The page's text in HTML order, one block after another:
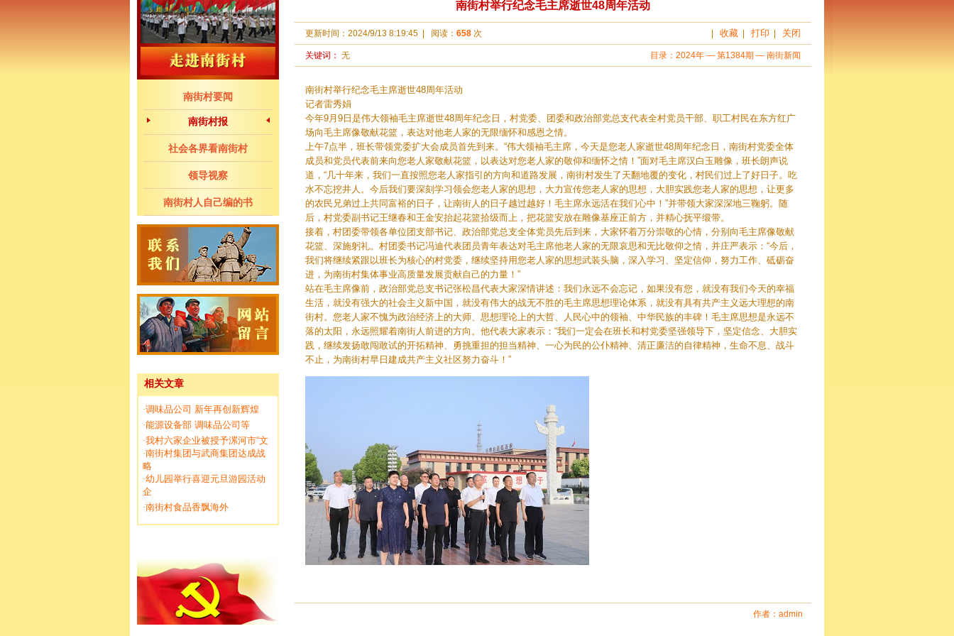
南街村要闻
南街村报
社会各界看南街村
领导视察
南街村人自己编的书
相关文章
·调味品公司 新年再创新辉煌
·能源设备部 调味品公司等
·我村六家企业被授予漯河市“文
·南街村集团与武商集团达成战
略
·幼儿园举行喜迎元旦游园活动
企
·南街村食品香飘海外
南街村举行纪念毛主席逝世48周年活动
更新时间： 2024/9/13 8:19:45 阅读： 658次 收藏| 打印 关闭
关键词： 无 目录： 2024年— 第1384期 — 南街新闻
南街村举行纪念毛主席逝世48周年活动
记者雷秀娟
今年9月9日是伟大领袖毛主席逝世48周年纪念日，村党委、团委和政治部党总支代表全村党员干部、职工村民在东方红广
场向毛主席像敬献花篮，表达对他老人家的无限缅怀和感恩之情。
上午7点半，班长带领党委扩大会成员首先到来。“伟大领袖毛主席，今天是您老人家逝世48周年纪念日，南街村党委全体
成员和党员代表前来向您老人家敬献花篮，以表达对您老人家的敬仰和缅怀之情！”面对毛主席汉白玉雕像，班长朗声说
道，“几十年来，我们一直按照您老人家指引的方向和道路发展，南街村发生了天翻地覆的变化，村民们过上了好日子。吃
水不忘挖井人。今后我们要深刻学习领会您老人家的思想，大力宣传您老人家的思想，大胆实践您老人家的思想，让更多
的农民兄弟过上共同富裕的日子，让南街人的日子越过越好！毛主席永远活在我们心中！”并带领大家深深地三鞠躬。随
后，村党委副书记王继春和王金安抬起花篮拾级而上，把花篮安放在雕像基座正前方，并精心抚平缎带。
接着，村团委带领各单位团支部书记、政治部党总支全体党员先后到来，大家怀着万分崇敬的心情，分别向毛主席像敬献
花篮、深施躬礼。村团委书记冯迪代表团员青年表达对毛主席他老人家的无限哀思和无比敬仰之情，并庄严表示：“今后，
我们将继续紧跟以班长为核心的村党委，继续坚持用您老人家的思想武装头脑，深入学习、坚定信仰，努力工作、砥砺奋
进，为南街村集体事业高质量发展贡献自己的力量！”
站在毛主席像前，政治部党总支书记张松昌代表大家深情讲述：我们永远不会忘记，如果没有您，就没有我们今天的幸福
生活，就没有强大的社会主义新中国，就没有伟大的战无不胜的毛主席思想理论体系，就没有具有共产主义远大理想的南
街村。您老人家不愧为政治经济上的大师、思想理论上的大哲、人民心中的领袖、中华民族的丰碑！毛主席思想是永远不
落的太阳，永远照耀着南街人前进的方向。他代表大家表示：“我们一定会在班长和村党委坚强领导下，坚定信念、大胆实
践，继续发扬敢闯敢试的开拓精神、勇挑重担的担当精神、一心为民的公仆精神、清正廉洁的自律精神，生命不息、战斗
不止，为南街村早日建成共产主义社区努力奋斗！”
作者：admin